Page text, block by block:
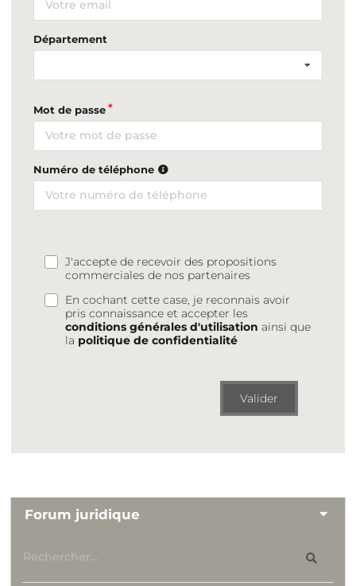
Département
Mot de passe
Numéro de téléphone
J'accepte de recevoir des propositions
commerciales de nos partenaires
En cochant cette case, je reconnais avoir
pris connaissance et accepter les
conditions générales d'utilisation ainsi que
la politique de confidentialité
Valider
Forum juridique